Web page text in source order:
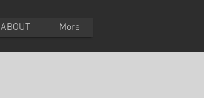
ABOUT More